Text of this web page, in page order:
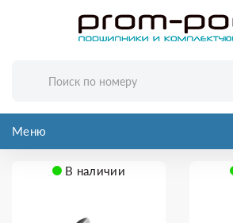
Меню
В наличии